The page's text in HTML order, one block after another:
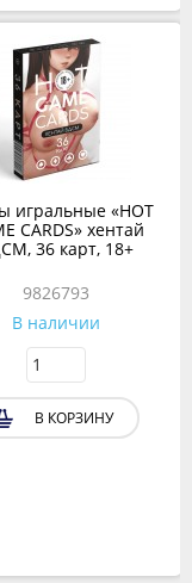
игральные «HOT
CARDS» хентай
36 карт, 18+
9826793
В наличии
В КОРЗИНУ